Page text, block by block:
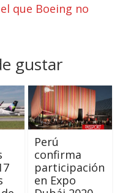
que Boeing no
gustar
Perú
confirma
participación
en Expo